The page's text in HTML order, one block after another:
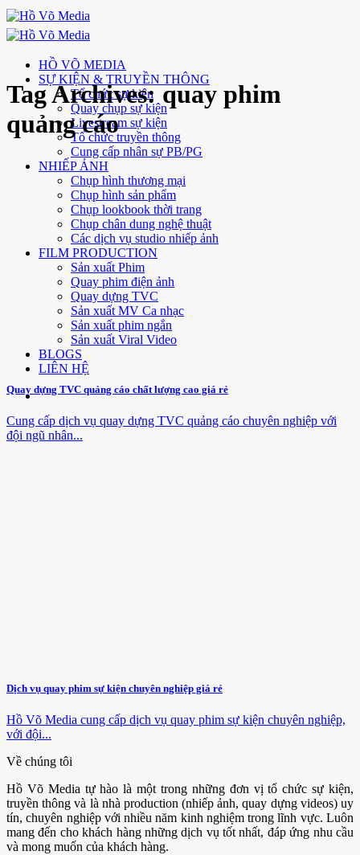
Skip
to
content
HỒ VÕ MEDIA
SỰ KIỆN & TRUYỀN THÔNG
Tổ chức sự kiện
Quay chụp sự kiện
Livestream sự kiện
Tổ chức truyền thông
Cung cấp nhân sự PB/PG
NHIẾP ẢNH
Chụp hình thương mại
Chụp hình sản phẩm
Chụp lookbook thời trang
Chụp chân dung nghệ thuật
Các dịch vụ studio nhiếp ảnh
FILM PRODUCTION
Sản xuất Phim
Quay phim điện ảnh
Quay dựng TVC
Sản xuất MV Ca nhạc
Sản xuất phim ngắn
Sản xuất Viral Video
BLOGS
LIÊN HỆ
Tag Archives:quay phim
quảng cáo
Quay dựng TVC quảng cáo chất lượng cao giá rẻ
Cung cấp dịch vụ quay dựng TVC quảng cáo chuyên nghiệp với
đội ngũ nhân...
Dịch vụ quay phim sự kiện chuyên nghiệp giá rẻ
Hồ Võ Media cung cấp dịch vụ quay phim sự kiện chuyên nghiệp,
với đội...
Về chúng tôi
Hồ Võ Media tự hào là một trong những đơn vị tổ chức sự kiện,
truyền thông và là nhà production (nhiếp ảnh, quay dựng videos) uy
tín, chuyên nghiệp với nhiều năm kinh nghiệm trong lĩnh vực. Luôn
mang đến cho khách hàng những dịch vụ tốt nhất, đáp ứng nhu cầu
và mong muốn của khách hàng.